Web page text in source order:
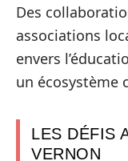
Des
associations
envers
un écosystème
LES DÉFIS
VERNON